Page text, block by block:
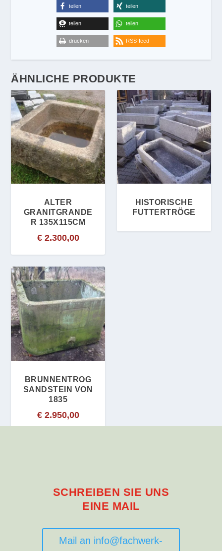
teilen teilen
teilen teilen
drucken RSS-feed
ÄHNLICHE PRODUKTE
ALTER
GRANITGRANDE
R 135X115CM
€2.300,00
HISTORISCHE
FUTTERTRÖGE
BRUNNENTROG
SANDSTEIN VON
1835
€2.950,00
SCHREIBEN SIE UNS
EINE MAIL
Mail an info@fachwerk-